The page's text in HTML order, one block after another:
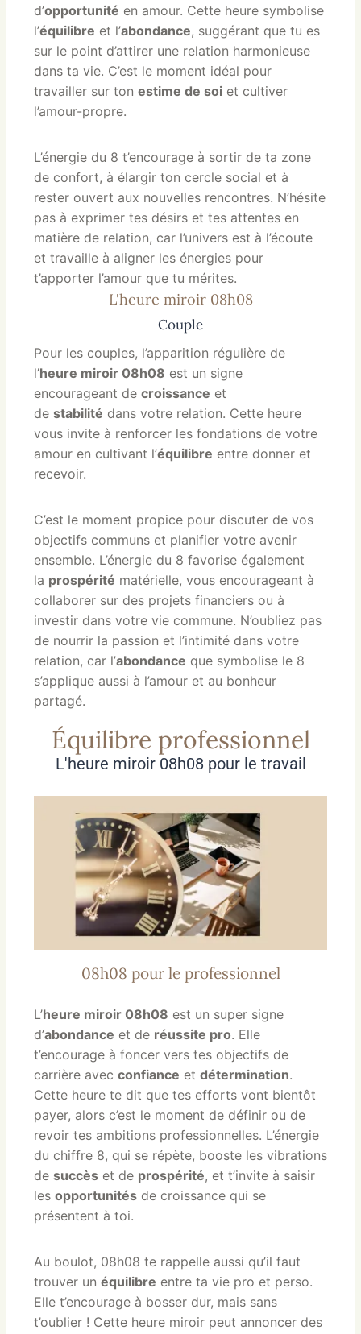
d’opportunité en amour. Cette heure symbolise
l’équilibre et l’abondance, suggérant que tu es
sur le point d’attirer une relation harmonieuse
dans ta vie. C’est le moment idéal pour
travailler sur ton estime de soi et cultiver
l’amour-propre.
L’énergie du 8 t’encourage à sortir de ta zone
de confort, à élargir ton cercle social et à
rester ouvert aux nouvelles rencontres. N’hésite
pas à exprimer tes désirs et tes attentes en
matière de relation, car l’univers est à l’écoute
et travaille à aligner les énergies pour
t’apporter l’amour que tu mérites.
L'heure miroir 08h08
Couple
Pour les couples, l’apparition régulière de
l’heure miroir 08h08 est un signe
encourageant de croissance et
de stabilité dans votre relation. Cette heure
vous invite à renforcer les fondations de votre
amour en cultivant l’équilibre entre donner et
recevoir.
C’est le moment propice pour discuter de vos
objectifs communs et planifier votre avenir
ensemble. L’énergie du 8 favorise également
la prospérité matérielle, vous encourageant à
collaborer sur des projets financiers ou à
investir dans votre vie commune. N’oubliez pas
de nourrir la passion et l’intimité dans votre
relation, car l’abondance que symbolise le 8
s’applique aussi à l’amour et au bonheur
partagé.
Équilibre professionnel
L'heure miroir 08h08 pour le travail
08h08 pour le professionnel
L’heure miroir 08h08 est un super signe
d’abondance et de réussite pro. Elle
t’encourage à foncer vers tes objectifs de
carrière avec confiance et détermination.
Cette heure te dit que tes efforts vont bientôt
payer, alors c’est le moment de définir ou de
revoir tes ambitions professionnelles. L’énergie
du chiffre 8, qui se répète, booste les vibrations
de succès et de prospérité, et t’invite à saisir
les opportunités de croissance qui se
présentent à toi.
Au boulot, 08h08 te rappelle aussi qu’il faut
trouver un équilibre entre ta vie pro et perso.
Elle t’encourage à bosser dur, mais sans
t’oublier ! Cette heure miroir peut annoncer des